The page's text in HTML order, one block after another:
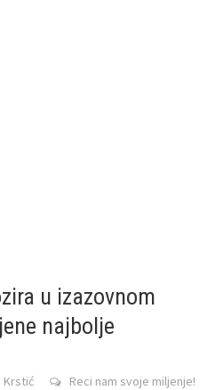
u izazovnom
najbolje
Krstić Reci nam svoje miljenje!